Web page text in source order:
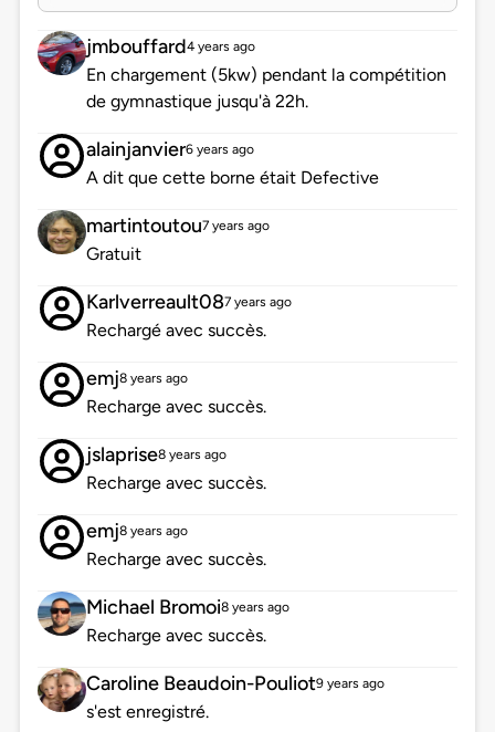
jmbouffard4 years ago
En chargement (5kw) pendant la compétition
de gymnastique jusqu'à 22h.
alainjanvier6 years ago
A dit que cette borne était Defective
martintoutou7 years ago
Gratuit
Karlverreault087 years ago
Rechargé avec succès.
emj8 years ago
Recharge avec succès.
jslaprise8 years ago
Recharge avec succès.
emj8 years ago
Recharge avec succès.
Michael Bromoi8 years ago
Recharge avec succès.
Caroline Beaudoin-Pouliot9 years ago
s'est enregistré.